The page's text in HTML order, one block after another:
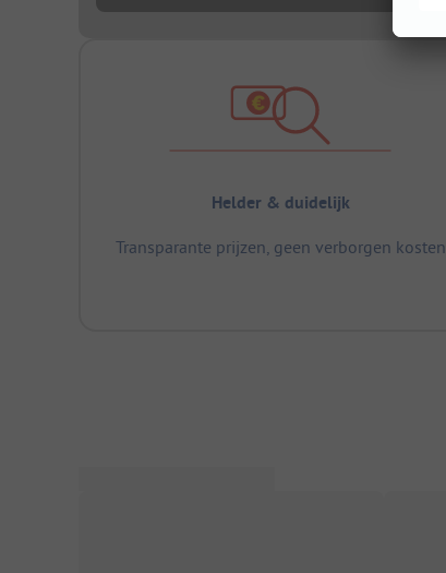
Helder & duidelijk
Transparante prijzen, geen verborgen kosten